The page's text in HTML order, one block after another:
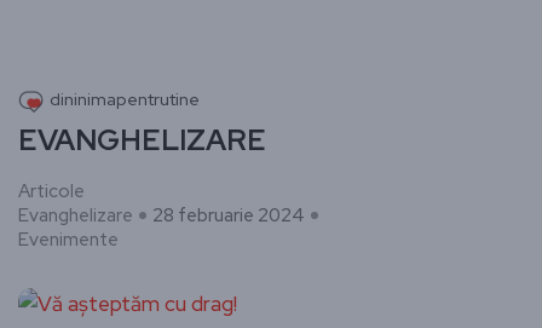
dininimapentrutine
EVANGHELIZARE
Articole
Evanghelizare
Evenimente
28 februarie 2024